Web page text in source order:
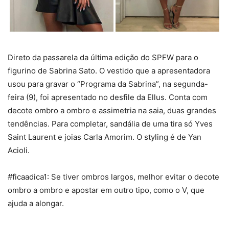
Direto da passarela da última edição do SPFW para o
figurino de Sabrina Sato. O vestido que a apresentadora
usou para gravar o “Programa da Sabrina”, na segunda-
feira (9), foi apresentado no desfile da Ellus. Conta com
decote ombro a ombro e assimetria na saia, duas grandes
tendências. Para completar, sandália de uma tira só Yves
Saint Laurent e joias Carla Amorim. O styling é de Yan
Acioli.
#ficaadica1: Se tiver ombros largos, melhor evitar o decote
ombro a ombro e apostar em outro tipo, como o V, que
ajuda a alongar.